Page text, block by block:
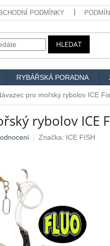
PODMÍNKY
HLEDAT
RYBÁŘSKÁ PORADNA
pro mořský rybolov ICE
rybolov ICE
Značka: ICE FISH